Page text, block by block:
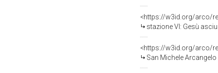
<https://w3id.org/arco/
stazione VI: Gesù
<https://w3id.org/arco/
San Michele